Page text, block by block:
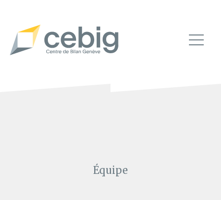
Équipe